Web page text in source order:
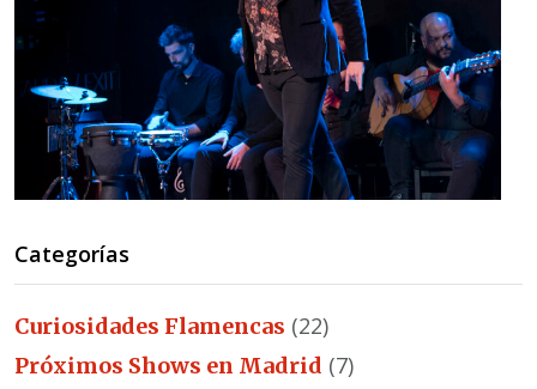
Categorías
Curiosidades Flamencas (22)
Próximos Shows en Madrid (7)